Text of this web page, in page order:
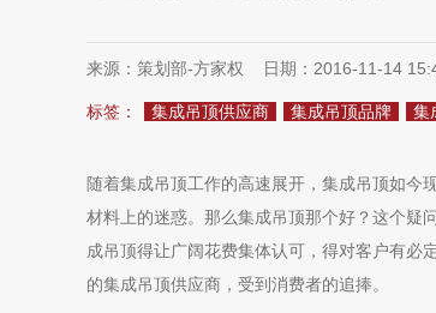
来源：策划部-方家权 日期：2016-11-14
标签： 集成吊顶供应商 集成吊顶品牌 集
随着集成吊顶工作的高速展开，集成吊顶如今
材料上的迷惑。那么集成吊顶那个好？这个疑
成吊顶得让广阔花费集体认可，得对客户有必
的集成吊顶供应商，受到消费者的追捧。